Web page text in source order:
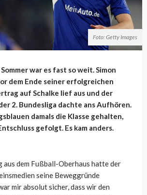
Foto: Getty Images
war es fast so weit. Simon
dem Ende seiner erfolgreichen
auf Schalke lief aus und der
2. Bundesliga dachte ans Aufhören.
damals die Klasse gehalten,
gefolgt. Es kam anders.
aus dem Fußball-Oberhaus hatte der
seine Beweggründe
mir absolut sicher, dass wir den